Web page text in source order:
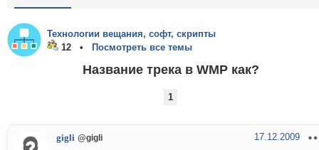
Технологии вещания, софт, скрипты
12 •
Посмотреть все темы
Название трека в WMP как?
1
gigli @gigli 17.12.2009